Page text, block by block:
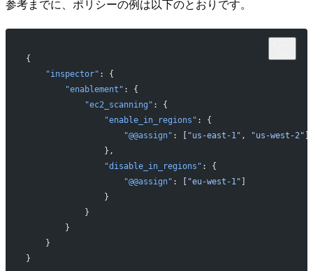
参考までに、ポリシーの例は以下のとおりです。
{
    "inspector"
: {
        "enablement"
: {
            "ec2_scanning"
: {
                "enable_in_regions"
: {
                    "@@assign"
: [ "us-east-1" , "us-west-2"
                },
                "disable_in_regions"
: {
                    "@@assign"
: [ "eu-west-1"
                }
            }
        }
    }
}